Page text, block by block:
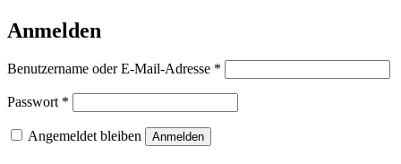
Anmelden
Benutzername oder E-Mail-Adresse *
Passwort *
Angemeldet bleiben Anmelden